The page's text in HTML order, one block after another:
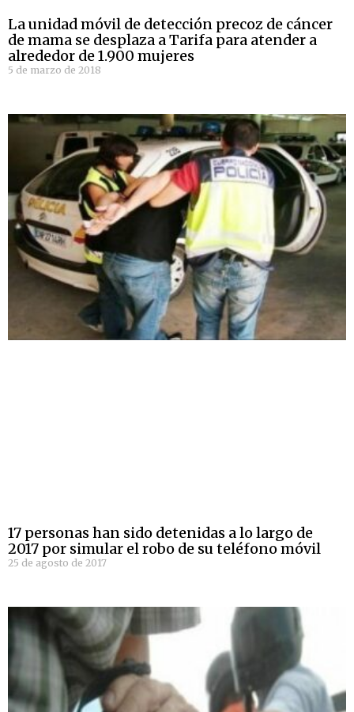
La unidad móvil de detección precoz de cáncer
de mama se desplaza a Tarifa para atender a
alrededor de 1.900 mujeres
5 de marzo de 2018
17 personas han sido detenidas a lo largo de
2017 por simular el robo de su teléfono móvil
25 de agosto de 2017